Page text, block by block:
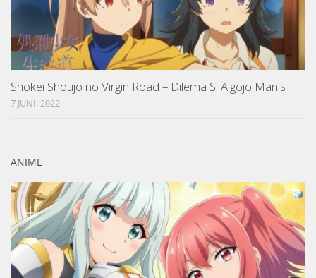
Shokei Shoujo no Virgin Road – Dilema Si Algojo Manis
7 JUNI, 2022
ANIME